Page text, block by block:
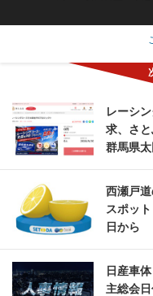
レーシ
求、さ
群馬県
西瀬戸
スポッ
日から
日産車
主総会